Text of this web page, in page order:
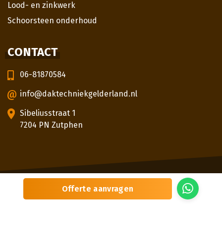
Offerte aanvragen
Lood- en zinkwerk
Schoorsteen onderhoud
CONTACT
06-81870584
info@daktechniekgelderland.nl
Sibeliusstraat 1
7204 PN Zutphen
© 2026